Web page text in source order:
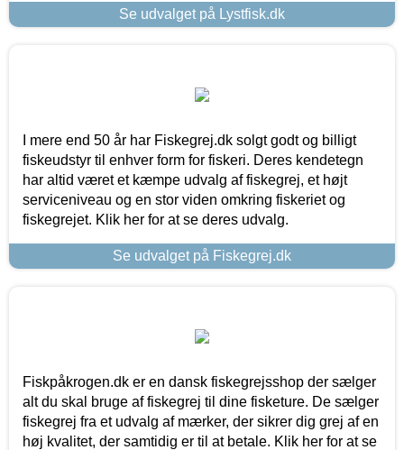
Se udvalget på Lystfisk.dk
I mere end 50 år har Fiskegrej.dk solgt godt og billigt
fiskeudstyr til enhver form for fiskeri. Deres kendetegn
har altid været et kæmpe udvalg af fiskegrej, et højt
serviceniveau og en stor viden omkring fiskeriet og
fiskegrejet. Klik her for at se deres udvalg.
Se udvalget på Fiskegrej.dk
Fiskpåkrogen.dk er en dansk fiskegrejsshop der sælger
alt du skal bruge af fiskegrej til dine fisketure. De sælger
fiskegrej fra et udvalg af mærker, der sikrer dig grej af en
høj kvalitet, der samtidig er til at betale. Klik her for at se